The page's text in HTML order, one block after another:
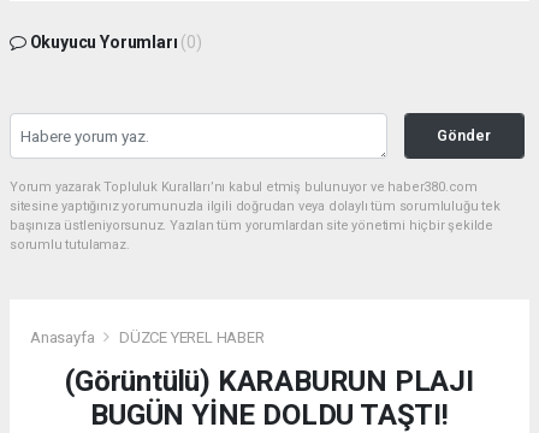
Okuyucu Yorumları (0)
Gönder
Yorum yazarak Topluluk Kuralları’nı kabul etmiş bulunuyor ve haber380.com
sitesine yaptığınız yorumunuzla ilgili doğrudan veya dolaylı tüm sorumluluğu tek
başınıza üstleniyorsunuz. Yazılan tüm yorumlardan site yönetimi hiçbir şekilde
sorumlu tutulamaz.
Anasayfa DÜZCE YEREL HABER
(Görüntülü) KARABURUN PLAJI
BUGÜN YİNE DOLDU TAŞTI!